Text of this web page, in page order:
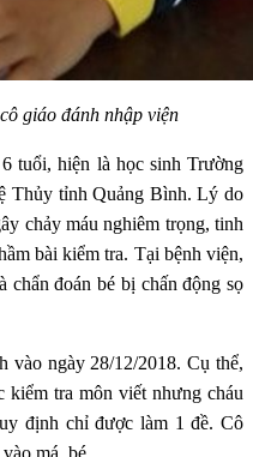
giáo đánh nhập viện
tuổi, hiện là học sinh Trường
Thủy tỉnh Quảng Bình. Lý do
chảy máu nghiêm trọng, tinh
bài kiểm tra. Tại bệnh viện,
chẩn đoán bé bị chấn động sọ
vào ngày 28/12/2018. Cụ thể,
kiểm tra môn viết nhưng cháu
định chỉ được làm 1 đề. Cô
má bé.